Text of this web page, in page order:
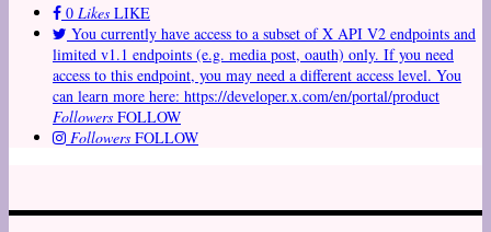
0 Likes LIKE
You currently have access to a subset of X API V2 endpoints and
limited v1.1 endpoints (e.g. media post, oauth) only. If you need
access to this endpoint, you may need a different access level. You
can learn more here: https://developer.x.com/en/portal/product
Followers FOLLOW
Followers FOLLOW